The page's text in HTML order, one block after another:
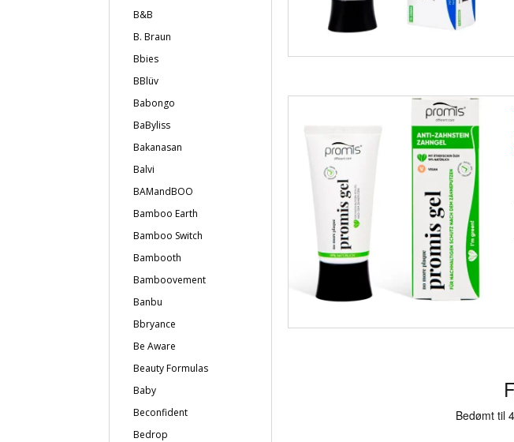
B&B
B. Braun
Bbies
BBlüv
Babongo
BaByliss
Bakanasan
Balvi
BAMandBOO
Bamboo Earth
Bamboo Switch
Bambooth
Bamboovement
Banbu
Bbryance
Be Aware
Beauty Formulas
Baby
Beconfident
Bedrop